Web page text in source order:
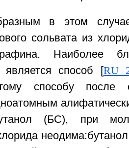
в этом
сольвата из
Наиболее
является способ [RU
способу после
(БС), при